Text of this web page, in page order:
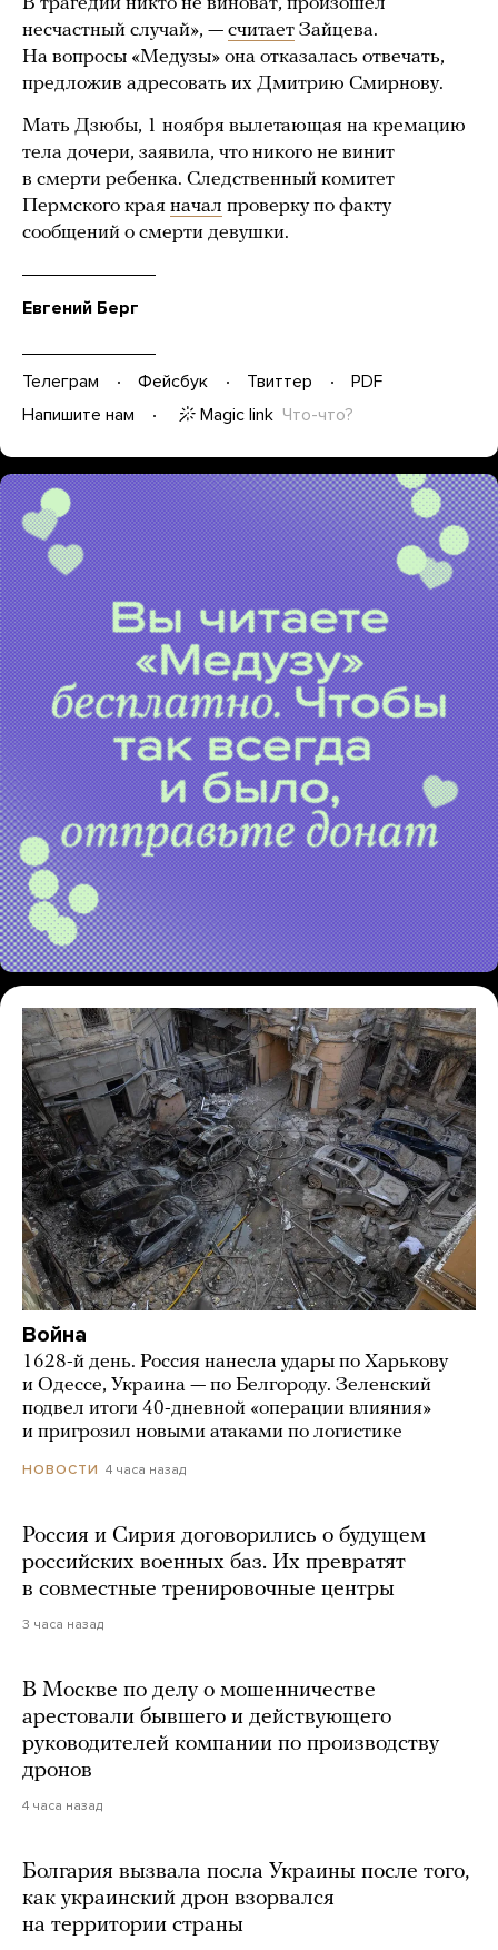
несчастный случай», — считает Зайцева.
На вопросы «Медузы» она отказалась отвечать,
предложив адресовать их Дмитрию Смирнову.
Мать Дзюбы, 1 ноября вылетающая на кремацию
тела дочери, заявила, что никого не винит
в смерти ребенка. Следственный комитет
Пермского края начал проверку по факту
сообщений о смерти девушки.
Евгений Берг
Телеграм Фейсбук Твиттер
PDF
Напишите нам
Magic link Что-что?
Война
1628-й день. Россия нанесла удары по Харькову
и Одессе, Украина — по Белгороду. Зеленский
подвел итоги 40-дневной «операции влияния»
и пригрозил новыми атаками по логистике
НОВОСТИ 4 часа назад
Россия и Сирия договорились о будущем
российских военных баз. Их превратят
в совместные тренировочные центры
3 часа назад
В Москве по делу о мошенничестве
арестовали бывшего и действующего
руководителей компании по производству
дронов
4 часа назад
Болгария вызвала посла Украины после того,
как украинский дрон взорвался
на территории страны